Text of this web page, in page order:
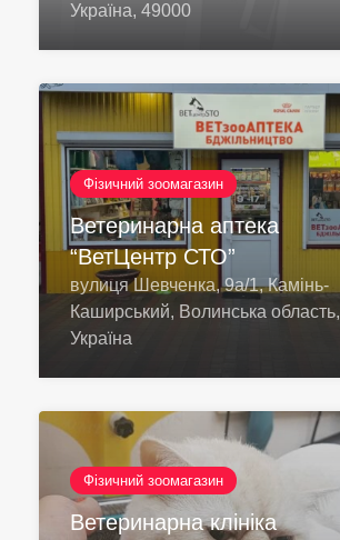
Україна, 49000
Фізичний зоомагазин
Ветеринарна аптека
“ВетЦентр СТО”
вулиця Шевченка, 9а/1, Камінь-
Каширський, Волинська область,
Україна
Фізичний зоомагазин
Ветеринарна клініка